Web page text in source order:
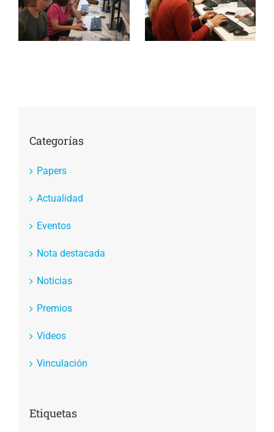
fundamental para
descubrir la
investigación
software para
reactores
nucleares
Categorías
Papers
Actualidad
Eventos
Nota destacada
Noticias
Premios
Videos
Vinculación
Etiquetas